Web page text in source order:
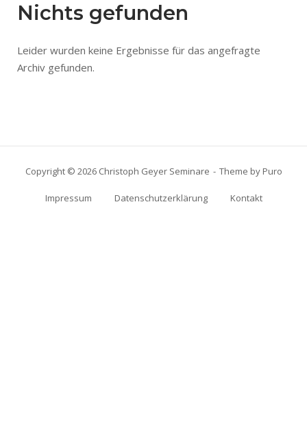
Nichts gefunden
Leider wurden keine Ergebnisse für das angefragte
Archiv gefunden.
Copyright © 2026 Christoph Geyer Seminare Theme by Puro
Impressum Datenschutzerklärung Kontakt